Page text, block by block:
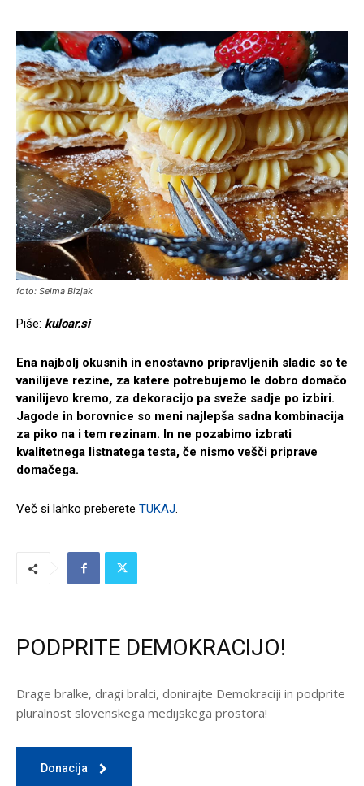
foto: Selma Bizjak
Piše: kuloar.si
Ena najbolj okusnih in enostavno pripravljenih sladic so te
vanilijeve rezine, za katere potrebujemo le dobro domačo
vanilijevo kremo, za dekoracijo pa sveže sadje po izbiri.
Jagode in borovnice so meni najlepša sadna kombinacija
za piko na i tem rezinam. In ne pozabimo izbrati
kvalitetnega listnatega testa, če nismo vešči priprave
domačega.
Več si lahko preberete TUKAJ.
PODPRITE DEMOKRACIJO!
Drage bralke, dragi bralci, donirajte Demokraciji in podprite
pluralnost slovenskega medijskega prostora!
Donacija